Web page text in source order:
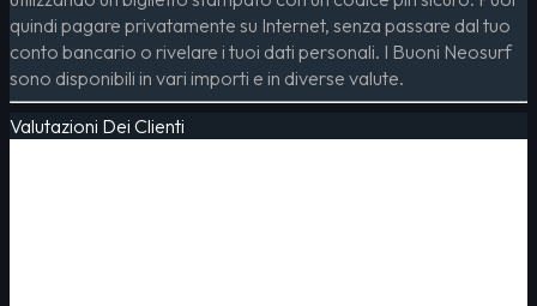
quindi pagare privatamente su Internet, senza passare dal tuo
conto bancario o rivelare i tuoi dati personali. I Buoni Neosurf
sono disponibili in vari importi e in diverse valute.
Valutazioni Dei Clienti